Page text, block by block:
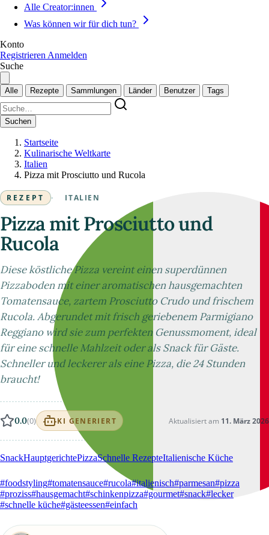
Alle Creator:innen
Was können wir für dich tun?
Konto
Registrieren Anmelden
Suche
Alle Rezepte Sammlungen Länder Benutzer Tags
Suchen
Startseite
Kulinarische Weltkarte
Italien
Pizza mit Prosciutto und Rucola
REZEPT · ITALIEN
Pizza mit Prosciutto und
Rucola
Diese köstliche Pizza vereint einen superdünnen
Pizzaboden mit einer aromatischen hausgemachten
Tomatensauce, zartem Prosciutto Crudo und frischem
Rucola. Abgerundet mit frisch geriebenem Parmigiano
Reggiano wird sie zum perfekten Genussmoment, ideal
für eine schnelle Mahlzeit oder als Snack für Gäste.
Schneller und leckerer als eine Pizza, die 24 Stunden
braucht!
0.0(0) KI GENERIERT Aktualisiert am 11. März 2026
SnackHauptgerichtePizzaSchnelle RezepteItalienische Küche
#foodstyling#tomatensauce#rucola#italienisch#parmesan#pizza
#proziss#hausgemacht#schinkenpizza#gourmet#snack#lecker
#schnelle küche#gästeessen#einfach